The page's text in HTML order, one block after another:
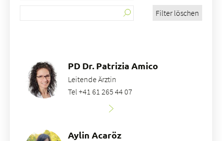
Emplois & carrière
Qualité
Domaines d'expertise
Service des urgences
Filter löschen
PD Dr. Patrizia Amico
Leitende Ärztin
Tel +41 61 265 44 07
Aylin Acaröz